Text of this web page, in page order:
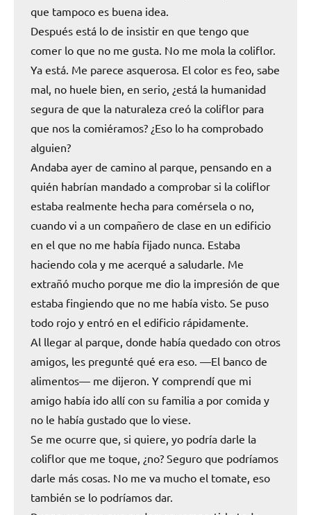
que tampoco es buena idea.
Después está lo de insistir en que tengo que
comer lo que no me gusta. No me mola la coliflor.
Ya está. Me parece asquerosa. El color es feo, sabe
mal, no huele bien, en serio, ¿está la humanidad
segura de que la naturaleza creó la coliflor para
que nos la comiéramos? ¿Eso lo ha comprobado
alguien?
Andaba ayer de camino al parque, pensando en a
quién habrían mandado a comprobar si la coliflor
estaba realmente hecha para comérsela o no,
cuando vi a un compañero de clase en un edificio
en el que no me había fijado nunca. Estaba
haciendo cola y me acerqué a saludarle. Me
extrañó mucho porque me dio la impresión de que
estaba fingiendo que no me había visto. Se puso
todo rojo y entró en el edificio rápidamente.
Al llegar al parque, donde había quedado con otros
amigos, les pregunté qué era eso. —El banco de
alimentos— me dijeron. Y comprendí que mi
amigo había ido allí con su familia a por comida y
no le había gustado que lo viese.
Se me ocurre que, si quiere, yo podría darle la
coliflor que me toque, ¿no? Seguro que podríamos
darle más cosas. No me va mucho el tomate, eso
también se lo podríamos dar.